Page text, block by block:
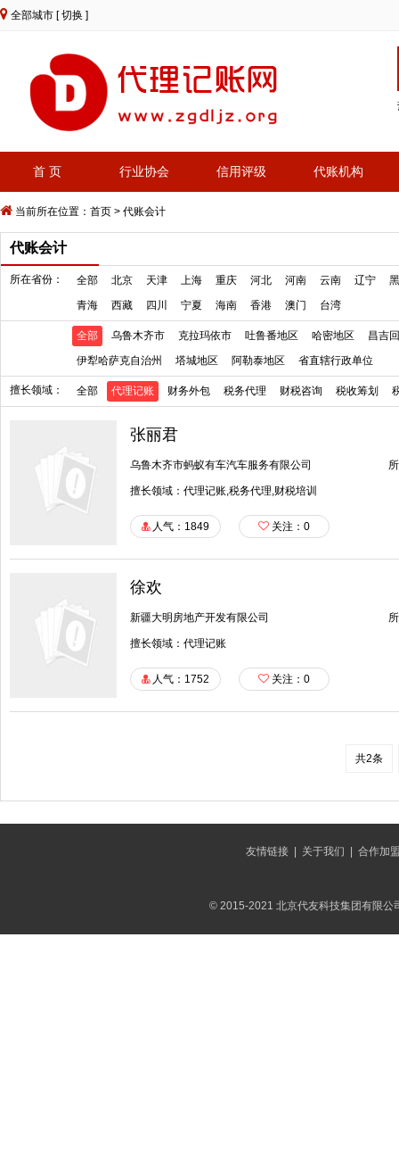
全部城市 [ 切换 ]
首 页 行业协会 信用评级 代账机构
当前所在位置： 首页 > 代账会计
代账会计
所在省份： 全部 北京 天津 上海 重庆 河北 河南 云南 辽宁
青海
西藏 四川 宁夏 海南 香港 澳门 台湾
全部 乌鲁木齐市 克拉玛依市 吐鲁番地区 哈密地区
昌吉
伊犁哈萨克自治州
塔城地区 阿勒泰地区 省直辖行政单位
擅长领域： 全部 代理记账 财务外包 税务代理 财税咨询 税收筹划
张丽君
乌鲁木齐市蚂蚁有车汽车服务有限公司
擅长领域：代理记账,税务代理,财税培训
人气：1849 关注： 0
徐欢
新疆大明房地产开发有限公司
擅长领域：代理记账
人气：1752 关注： 0
共2条
友情链接| 关于我们 合作加
© 2015-2021 北京代友科技集团有限